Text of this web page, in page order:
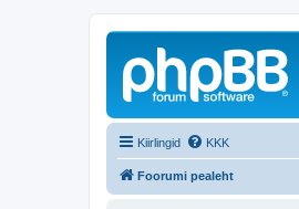
Kiirlingid KKK
Foorumi pealeht